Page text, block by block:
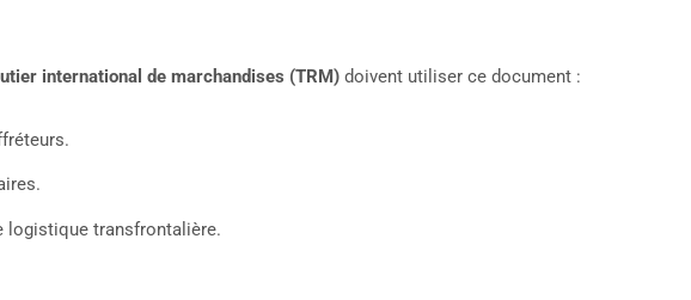
international de marchandises (TRM) doivent utiliser ce document :
logistique transfrontalière.